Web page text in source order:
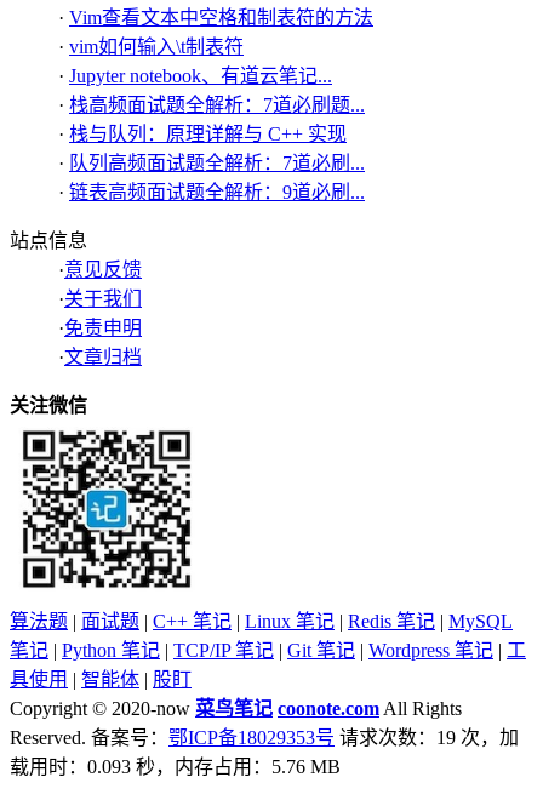
· Vim查看文本中空格和制表符的方法
· vim如何输入\t制表符
· Jupyter notebook、有道云笔记...
· 栈高频面试题全解析：7道必刷题...
· 栈与队列：原理详解与 C++ 实现
· 队列高频面试题全解析：7道必刷...
· 链表高频面试题全解析：9道必刷...
站点信息
·意见反馈
·关于我们
·免责申明
·文章归档
关注微信
算法题 | 面试题 | C++ 笔记 | Linux 笔记 | Redis 笔记 | MySQL
笔记 | Python 笔记 | TCP/IP 笔记 | Git 笔记 | Wordpress 笔记 | 工
具使用 | 智能体 | 股盯
Copyright © 2020-now 菜鸟笔记 coonote.com All Rights
Reserved. 备案号： 鄂ICP备18029353号 请求次数：19 次，加
载用时：0.093 秒，内存占用：5.76 MB